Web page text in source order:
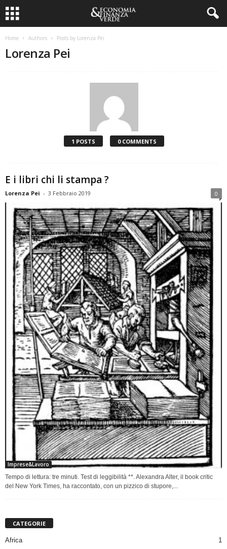
Home Authors Posts by Lorenza Pei
Lorenza Pei
1 POSTS 0 COMMENTS
E i libri chi li stampa ?
Lorenza Pei - 3 Febbraio 2019 0
Imprese&Lavoro
Tempo di lettura: tre minuti. Test di leggibilità **. Alexandra Alter, il book critic
del New York Times, ha raccontato, con un pizzico di stupore,...
CATEGORIE
Africa
1